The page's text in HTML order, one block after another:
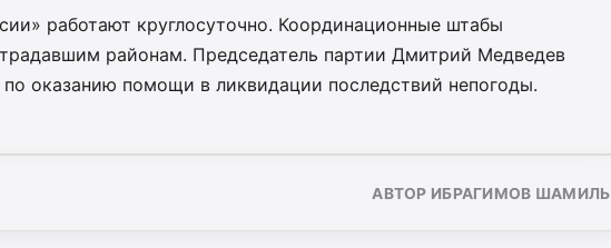
работают круглосуточно. Координационные штабы
районам. Председатель партии Дмитрий Медведев
по оказанию помощи в ликвидации последствий непогоды.
АВТОР ИБРАГИМОВ ШАМИЛЬ